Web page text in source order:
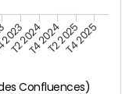
Confluences)
T2 2024T4 2024T2 2025T4 2025